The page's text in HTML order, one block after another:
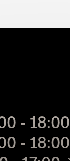
- 18:00
- 18:00